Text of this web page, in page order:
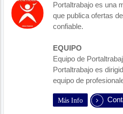
Portaltrabajo es una
que publica ofertas
confiable.
EQUIPO
Equipo de
Portaltrabajo es
equipo de
Más Info